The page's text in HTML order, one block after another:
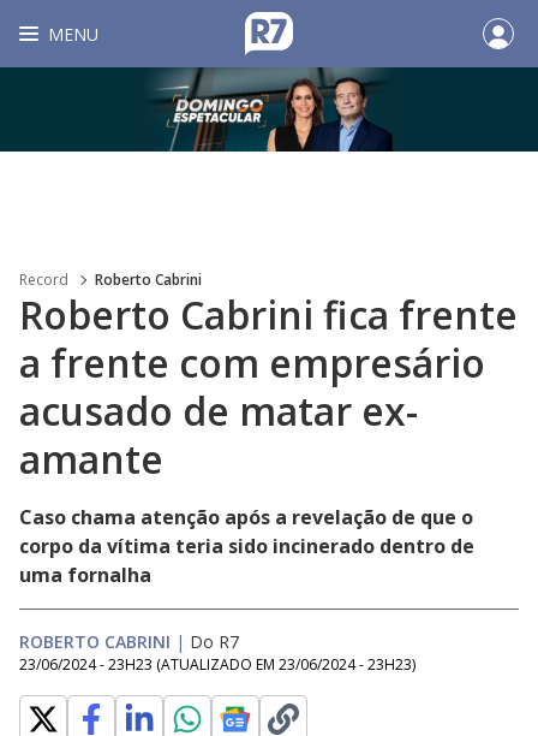
MENU
Record Roberto Cabrini
Roberto Cabrini fica frente
a frente com empresário
acusado de matar ex-
amante
Caso chama atenção após a revelação de que o
corpo da vítima teria sido incinerado dentro de
uma fornalha
ROBERTO CABRINI | Do R7
23/06/2024 - 23H23 (ATUALIZADO EM 23/06/2024 - 23H23)